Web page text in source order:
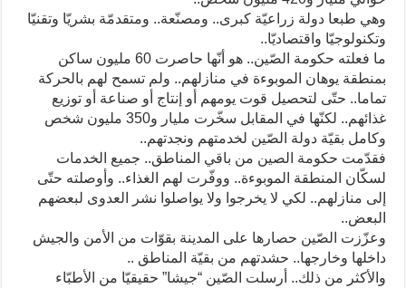
وهي طبعا دولة زراعيّة كبرى.. ومصنّعة.. ومتقدمّة بشريّا وتقنيّا
وتكنولوجيّا واقتصاديّا..
ما فعلته حكومة الصّين.. هو أنّها حاصرت 60 مليون ساكن
بمنطقة يوهان الموبوءة في منازلهم.. ولم تسمح لهم بالحركة
تماما.. حتّى لتحصيل قوت يومهم أو إنتاج أو صناعة أو توزيع
غذائهم.. لكنّها في المقابل سخّرت مليار و350 مليون شخص
وكامل بقيّة دولة الصّين لخدمتهم ونجدتهم..
فقدّمت حكومة الصين من باقي المناطق.. جميع الخدمات
لسكّان المنطقة الموبوءة.. ووفّرت لهم الغذاء.. وأوصلته حتّى
إلى منازلهم.. لكي لا يخرجوا ولا يواصلوا نشر العدوى لبعضهم
البعض..
وعزّزت الصّين حصارها على المدينة بقوّات من الأمن والجيش
داخلها وخارجها.. حشدتهم من بقيّة المناطق ..
والأكثر من ذلك.. أرسلت الصّين “جيشا” حقيقيّا من الأطبّاء